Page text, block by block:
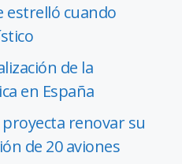
estrelló cuando
de la
en España
renovar su
de 20 aviones